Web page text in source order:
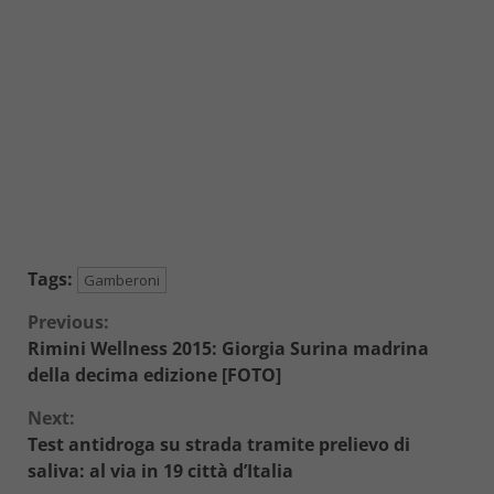
Tags: Gamberoni
Continue
Reading
Previous:
Rimini Wellness 2015: Giorgia Surina madrina
della decima edizione [FOTO]
Next:
Test antidroga su strada tramite prelievo di
saliva: al via in 19 città d’Italia